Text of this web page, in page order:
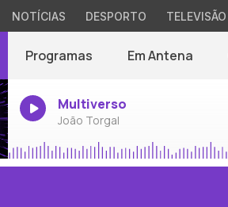
NOTÍCIAS DESPORTO TELEVISÃO
Programas Em Antena
Multiverso
João Torgal